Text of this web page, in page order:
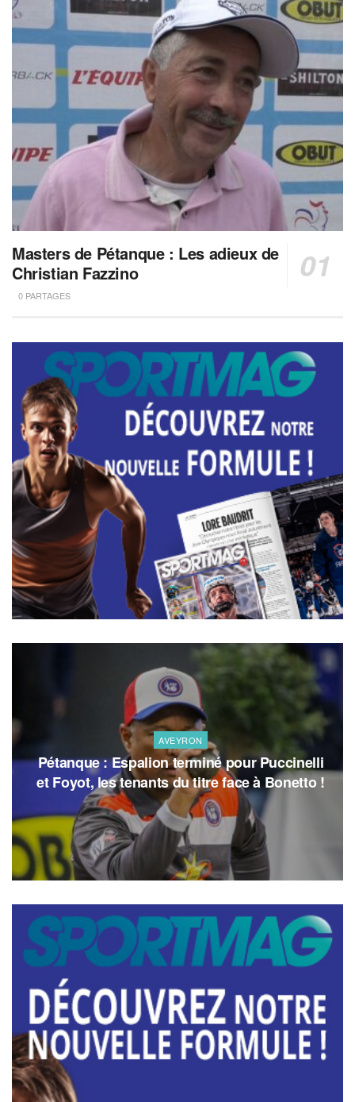
Masters de Pétanque : Les adieux de
Christian Fazzino
0 PARTAGES
AVEYRON
Pétanque : Espalion terminé pour Puccinelli
et Foyot, les tenants du titre face à Bonetto !